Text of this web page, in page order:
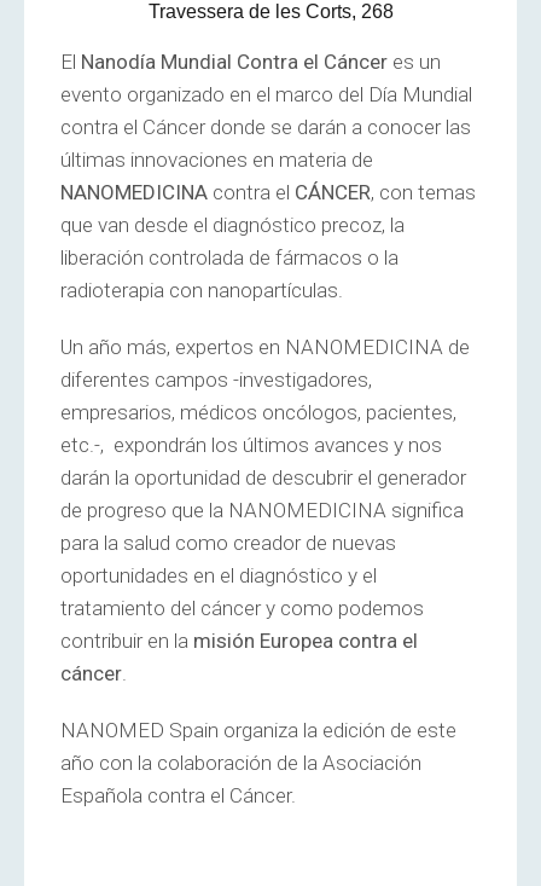
Travessera de les Corts, 268
El Nanodía Mundial Contra el Cáncer es un
evento organizado en el marco del Día Mundial
contra el Cáncer donde se darán a conocer las
últimas innovaciones en materia de
NANOMEDICINA contra el CÁNCER, con temas
que van desde el diagnóstico precoz, la
liberación controlada de fármacos o la
radioterapia con nanopartículas.
Un año más, expertos en NANOMEDICINA de
diferentes campos -investigadores,
empresarios, médicos oncólogos, pacientes,
etc.-, expondrán los últimos avances y nos
darán la oportunidad de descubrir el generador
de progreso que la NANOMEDICINA significa
para la salud como creador de nuevas
oportunidades en el diagnóstico y el
tratamiento del cáncer y como podemos
contribuir en la misión Europea contra el
cáncer.
NANOMED Spain organiza la edición de este
año con la colaboración de la Asociación
Española contra el Cáncer.